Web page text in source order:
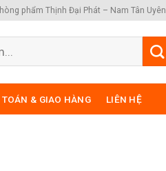
phẩm Thịnh Đại Phát – Nam Tân Uyên
& GIAO HÀNG LIÊN HỆ